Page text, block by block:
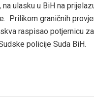
na ulasku u BiH na
Prilikom graničnih
raspisao potjernicu
policije Suda BiH.